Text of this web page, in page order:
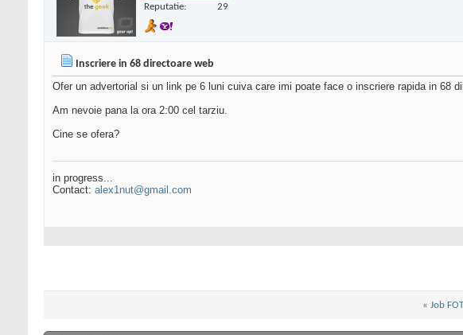
Reputatie: 29
Inscriere in 68 directoare web
Ofer un advertorial si un link pe 6 luni cuiva care imi poate face o inscriere rapida in 68
Am nevoie pana la ora 2:00 cel tarziu.
Cine se ofera?
in progress...
Contact: alex1nut@gmail.com
« Job